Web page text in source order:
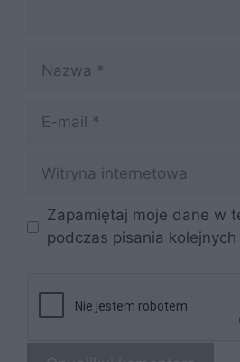
internetowa
Zapamiętaj moje dane w
podczas pisania